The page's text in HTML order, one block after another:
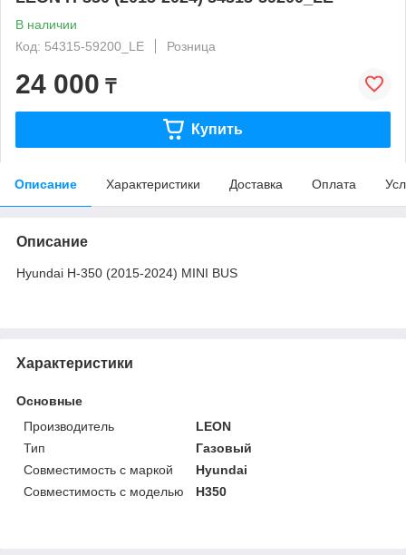
В наличии
Код: 54315-59200_LE
Розница
24 000 ₸
Купить
Описание Характеристики Доставка Оплата
Описание
Hyundai H-350 (2015-2024) MINI BUS
Характеристики
Основные
Производитель
LEON
Тип
Газовый
Совместимость с маркой
Hyundai
Совместимость с моделью
H350